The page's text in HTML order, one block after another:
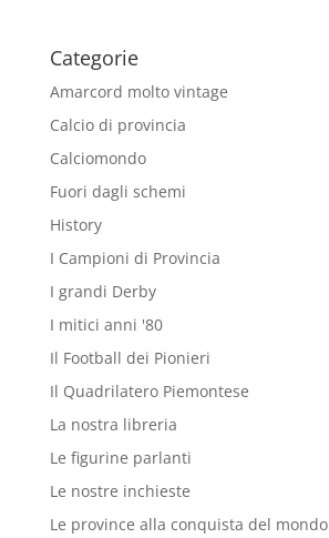
Categorie
Amarcord molto vintage
Calcio di provincia
Calciomondo
Fuori dagli schemi
History
I Campioni di Provincia
I grandi Derby
I mitici anni '80
Il Football dei Pionieri
Il Quadrilatero Piemontese
La nostra libreria
Le figurine parlanti
Le nostre inchieste
Le province alla conquista del mondo